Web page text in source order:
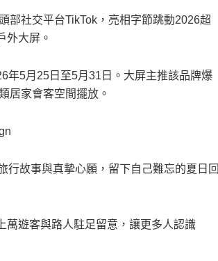
部社交平台TikTok，亮相字節跳動2026超
外大屏。
年5月25日至5月31日。大屏主推該品牌爆
居家會客空間擺放。
行故事與真摯心願，留下自己難忘的夏日回
萬遊客與路人駐足留意，讓更多人認識